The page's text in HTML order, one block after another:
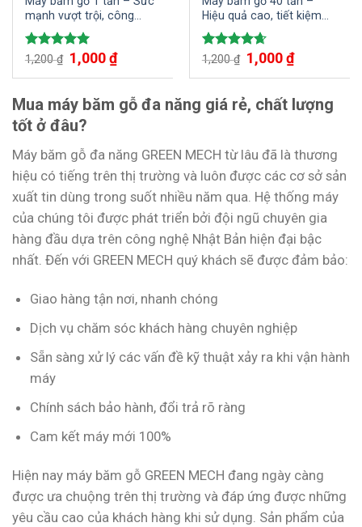
mạnh vượt trội, công
nghệ tiên tiến
Được xếp
5.00
1,200₫ Giá
gốc
là:
1,000₫Giá
hiện
tại
1,000 ₫.
Hiệu quả cao, tiết kiệm
thời gian và công sức
Được xếp
4.67
1,200₫ Giá
gốc
là:
1,000₫Giá
hiện
tại
1,000 ₫.
Mua máy băm gỗ đa năng giá rẻ, chất lượng
tốt ở đâu?
Máy băm gỗ đa năng GREEN MECH từ lâu đã là thương
hiệu có tiếng trên thị trường và luôn được các cơ sở sản
xuất tin dùng trong suốt nhiều năm qua. Hệ thống máy
của chúng tôi được phát triển bởi đội ngũ chuyên gia
hàng đầu dựa trên công nghệ Nhật Bản hiện đại bậc
nhất. Đến với GREEN MECH quý khách sẽ được đảm bảo:
Giao hàng tận nơi, nhanh chóng
Dịch vụ chăm sóc khách hàng chuyên nghiệp
Sẵn sàng xử lý các vấn đề kỹ thuật xảy ra khi vận hành
máy
Chính sách bảo hành, đổi trả rõ ràng
Cam kết máy mới 100%
Hiện nay máy băm gỗ GREEN MECH đang ngày càng
được ưa chuộng trên thị trường và đáp ứng được những
yêu cầu cao của khách hàng khi sử dụng. Sản phẩm của